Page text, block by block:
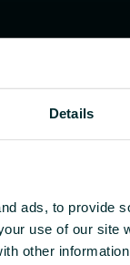
Details
ads, to provide
use of our site
other